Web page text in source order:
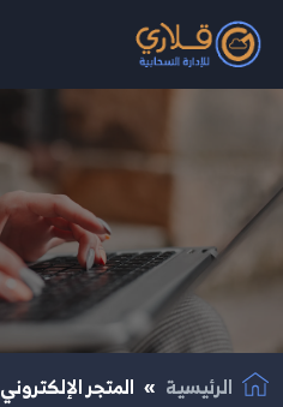
انتقال إلى المحتوى الرئيسي
الرئيسية المتجر الإلكتروني